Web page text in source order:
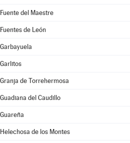
Fuente del Maestre
Fuentes de León
Garbayuela
Garlitos
Granja de Torrehermosa
Guadiana del Caudillo
Guareña
Helechosa de los Montes